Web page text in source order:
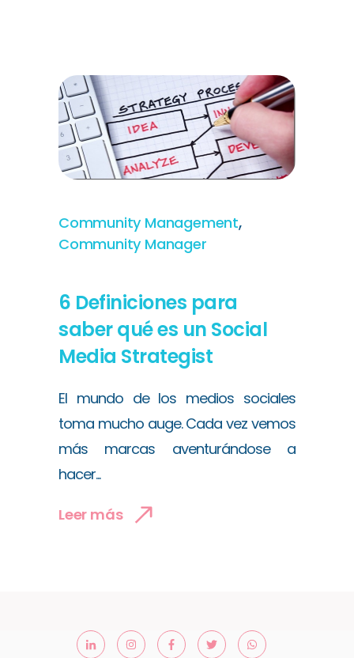
Community Management,
Community Manager
6 Definiciones para
saber qué es un Social
Media Strategist
El mundo de los medios sociales
toma mucho auge. Cada vez vemos
más marcas aventurándose a
hacer...
Leer más